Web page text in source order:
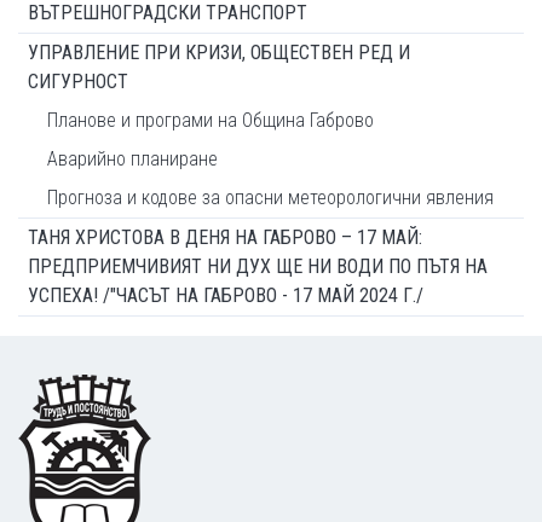
ВЪТРЕШНОГРАДСКИ ТРАНСПОРТ
УПРАВЛЕНИЕ ПРИ КРИЗИ, ОБЩЕСТВЕН РЕД И
СИГУРНОСТ
Планове и програми на Община Габрово
Аварийно планиране
Прогноза и кодове за опасни метеорологични явления
ТАНЯ ХРИСТОВА В ДЕНЯ НА ГАБРОВО – 17 МАЙ:
ПРЕДПРИЕМЧИВИЯТ НИ ДУХ ЩЕ НИ ВОДИ ПО ПЪТЯ НА
УСПЕХА! /"ЧАСЪТ НА ГАБРОВО - 17 МАЙ 2024 Г./
Footer